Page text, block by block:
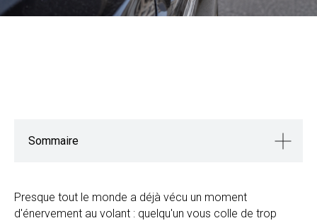
Sommaire
Presque tout le monde a déjà vécu un moment
d'énervement au volant : quelqu'un vous colle de trop